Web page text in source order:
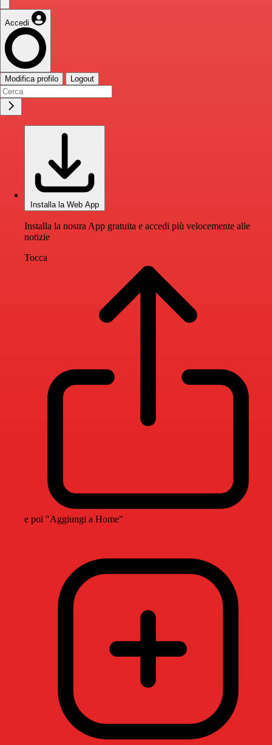
Accedi
Modifica profilo Logout
Installa la Web App
Installa la nostra App gratuita e accedi più velocemente alle
notizie
Tocca
e poi "Aggiungi a Home"